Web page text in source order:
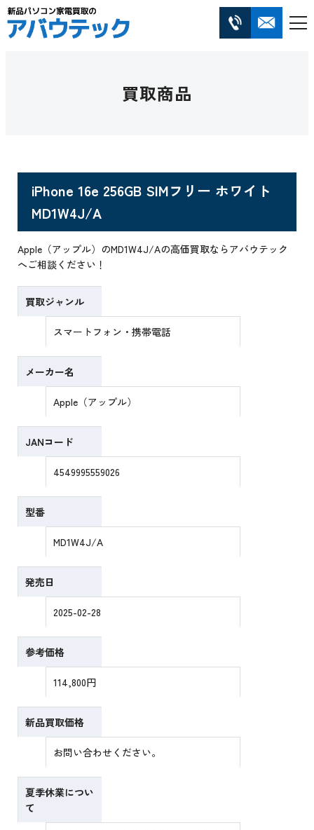
買取商品
iPhone 16e 256GB SIMフリー ホワイト
MD1W4J/A
Apple（アップル）のMD1W4J/Aの高価買取ならアバウテック
へご相談ください！
買取ジャンル
スマートフォン・携帯電話
メーカー名
Apple（アップル）
JANコード
4549995559026
型番
MD1W4J/A
発売日
2025-02-28
参考価格
114,800円
新品買取価格
お問い合わせください。
夏季休業につい
て